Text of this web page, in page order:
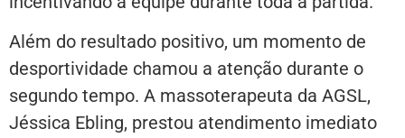
Além do resultado positivo, um momento de
desportividade chamou a atenção durante o
segundo tempo. A massoterapeuta da AGSL,
Jéssica Ebling, prestou atendimento imediato